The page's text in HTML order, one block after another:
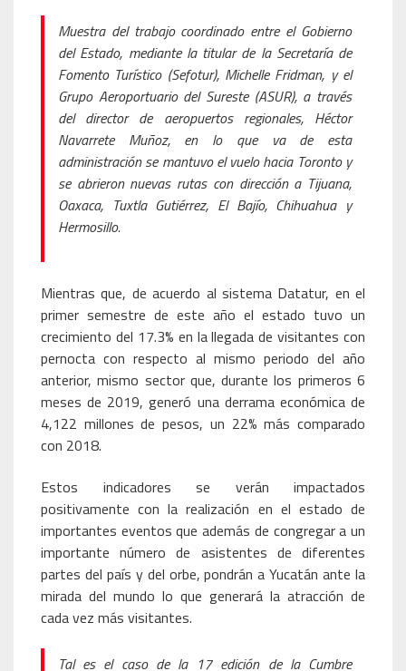
Muestra del trabajo coordinado entre el Gobierno
del Estado, mediante la titular de la Secretaría de
Fomento Turístico (Sefotur), Michelle Fridman, y el
Grupo Aeroportuario del Sureste (ASUR), a través
del director de aeropuertos regionales, Héctor
Navarrete Muñoz, en lo que va de esta
administración se mantuvo el vuelo hacia Toronto y
se abrieron nuevas rutas con dirección a Tijuana,
Oaxaca, Tuxtla Gutiérrez, El Bajío, Chihuahua y
Hermosillo.
Mientras que, de acuerdo al sistema Datatur, en el
primer semestre de este año el estado tuvo un
crecimiento del 17.3% en la llegada de visitantes con
pernocta con respecto al mismo periodo del año
anterior, mismo sector que, durante los primeros 6
meses de 2019, generó una derrama económica de
4,122 millones de pesos, un 22% más comparado
con 2018.
Estos indicadores se verán impactados
positivamente con la realización en el estado de
importantes eventos que además de congregar a un
importante número de asistentes de diferentes
partes del país y del orbe, pondrán a Yucatán ante la
mirada del mundo lo que generará la atracción de
cada vez más visitantes.
Tal es el caso de la 17 edición de la Cumbre